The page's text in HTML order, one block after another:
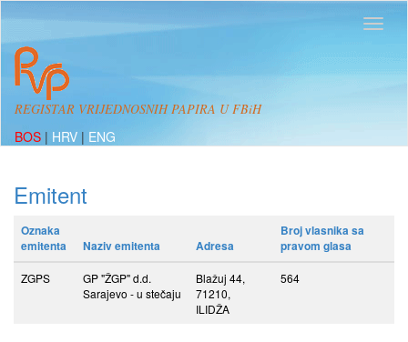
REGISTAR VRIJEDNOSNIH PAPIRA U FBiH
BOS | HRV | ENG
Emitent
Oznaka
emitenta
Naziv emitenta Adresa
Broj vlasnika sa
pravom glasa
ZGPS
GP "ŽGP" d.d.
Sarajevo - u stečaju
Blažuj 44,
71210,
ILIDŽA
564